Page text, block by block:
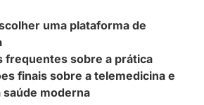
uma plataforma de
frequentes sobre a prática
finais sobre a telemedicina e
saúde moderna